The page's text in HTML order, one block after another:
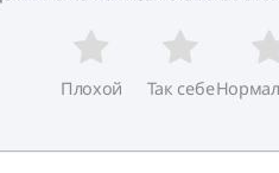
Плохой Так себе